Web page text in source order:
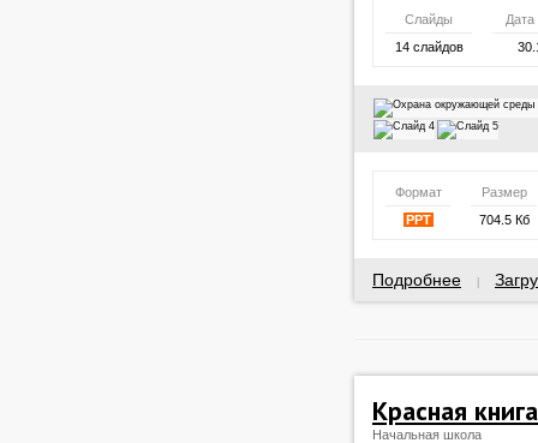
Слайды
Дата
14 слайдов
Формат
Размер
PPT
704.5 Кб
Подробнее
Красная
Начальная школа